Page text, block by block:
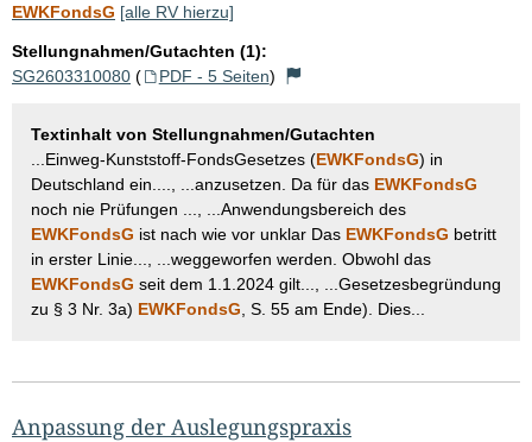
EWKFondsG [alle RV hierzu]
Stellungnahmen/Gutachten (1):
SG2603310080 ( PDF - 5 Seiten)
Textinhalt von Stellungnahmen/Gutachten
...Einweg-Kunststoff-FondsGesetzes (EWKFondsG) in
Deutschland ein...., ...anzusetzen. Da für das EWKFondsG
noch nie Prüfungen ..., ...Anwendungsbereich des
EWKFondsG ist nach wie vor unklar Das EWKFondsG betritt
in erster Linie..., ...weggeworfen werden. Obwohl das
EWKFondsG seit dem 1.1.2024 gilt..., ...Gesetzesbegründung
zu § 3 Nr. 3a) EWKFondsG , S. 55 am Ende). Dies...
Anpassung der Auslegungspraxis